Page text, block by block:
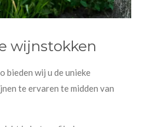
wijnstokken
bieden wij u de unieke
te ervaren te midden van